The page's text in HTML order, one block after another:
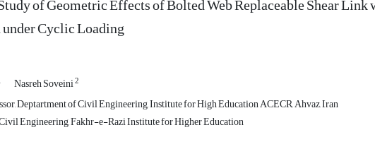
of Geometric Effects of Bolted Web Replaceable Shear Link
Cyclic Loading
Nasreh Soveini2
Deptartment of Civil Engineering, Institute for High Education ACECR, Ahvaz, Iran
Engineering, Fakhr-e-Razi Institute for Higher Education